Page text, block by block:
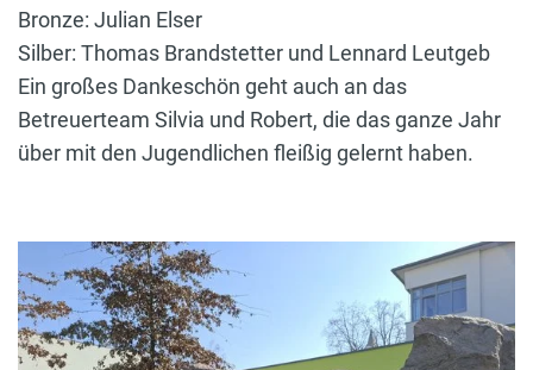
Bronze: Julian Elser
Silber: Thomas Brandstetter und Lennard Leutgeb
Ein großes Dankeschön geht auch an das
Betreuerteam Silvia und Robert, die das ganze Jahr
über mit den Jugendlichen fleißig gelernt haben.